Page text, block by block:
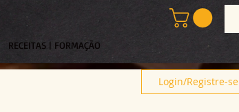
RECEITAS | FORMAÇÃO
Login/Registre-se